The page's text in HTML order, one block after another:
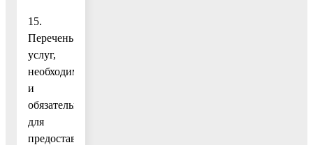
15.
Перечень
услуг,
необходимых
и
обязательных
для
предоставления